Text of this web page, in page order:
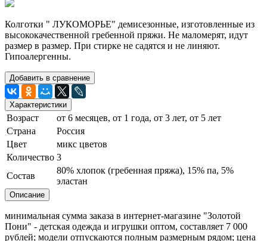
Колготки " ЛУКОМОРЬЕ" демисезонные, изготовленные из
высококачественной гребенной пряжи. Не маломерят, идут
размер в размер. При стирке не садятся и не линяют.
Гипоалергенны.
Добавить в сравнение
Характеристики
Возраст
от 6 месяцев, от 1 года, от 3 лет, от 5 лет
Страна
Россия
Цвет
микс цветов
Количество 3
Состав
80% хлопок (гребенная пряжа), 15% па, 5%
эластан
Описание
минимальная сумма заказа в интернет-магазине "Золотой
Пони" - детская одежда и игрушки оптом, составляет 7 000
рублей; модели отпускаются полным размерным рядом; цена